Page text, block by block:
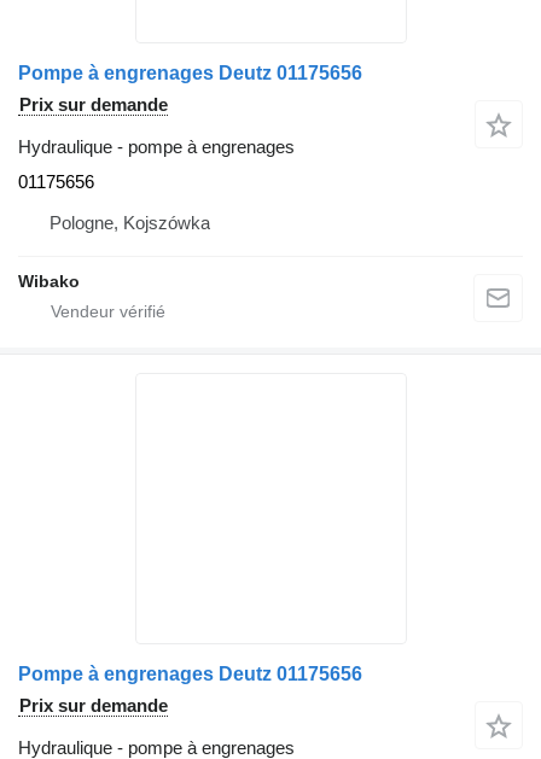
Pompe à engrenages Deutz 01175656
Prix sur demande
Hydraulique - pompe à engrenages
01175656
Pologne, Kojszówka
Wibako
Pompe à engrenages Deutz 01175656
Prix sur demande
Hydraulique - pompe à engrenages